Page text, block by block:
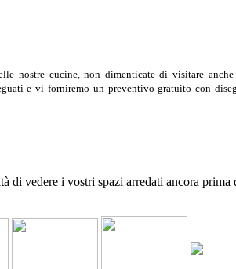
nostre cucine, non dimenticate di visitare
e vi forniremo un preventivo gratuito con
di vedere i vostri spazi arredati ancora prima